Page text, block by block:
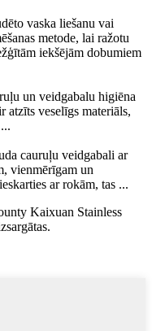
vaska liešanu vai
metode, lai ražotu
iekšējām dobumiem
un veidgabalu higiēna
atzīts veselīgs materiāls,
cauruļu veidgabali ar
vienmērīgam un
ar rokām, tas ...
Kaixuan Stainless